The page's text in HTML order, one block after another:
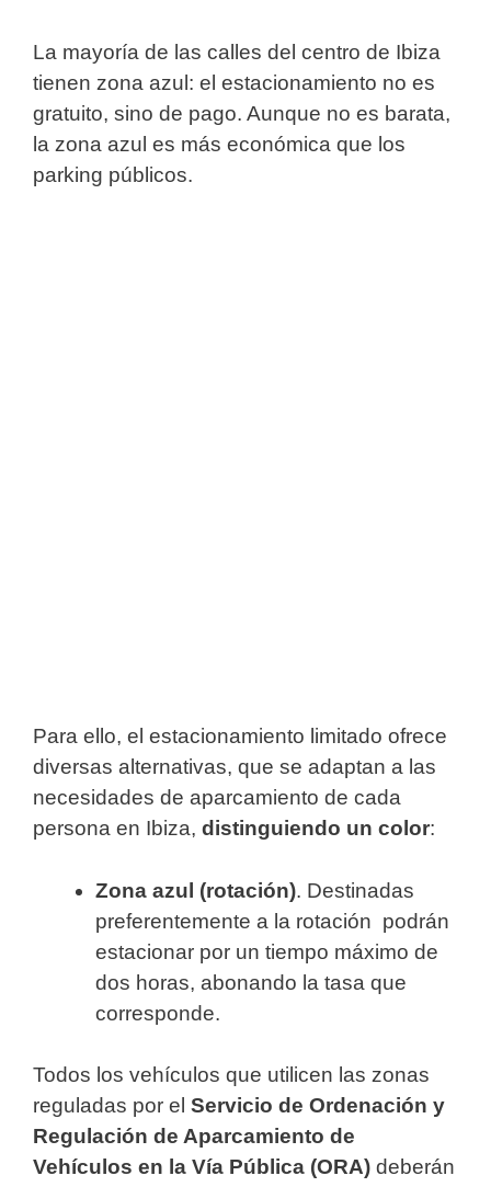
La mayoría de las calles del centro de Ibiza
tienen zona azul: el estacionamiento no es
gratuito, sino de pago. Aunque no es barata,
la zona azul es más económica que los
parking públicos.
Para ello, el estacionamiento limitado ofrece
diversas alternativas, que se adaptan a las
necesidades de aparcamiento de cada
persona en Ibiza, distinguiendo un color:
Zona azul (rotación). Destinadas
preferentemente a la rotación podrán
estacionar por un tiempo máximo de
dos horas, abonando la tasa que
corresponde.
Todos los vehículos que utilicen las zonas
reguladas por el Servicio de Ordenación y
Regulación de Aparcamiento de
Vehículos en la Vía Pública (ORA) deberán